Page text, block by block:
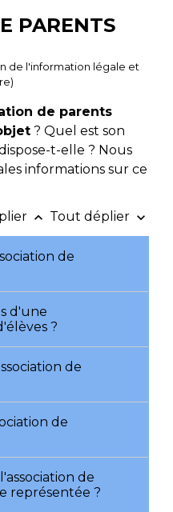
PARENTS
de l'information légale et
de parents
? Quel est son
t-elle ? Nous
informations sur ce
keyboard_arrow_up Tout déplier keyboard_arrow_down
de
d'une
?
de
de
de
représentée ?